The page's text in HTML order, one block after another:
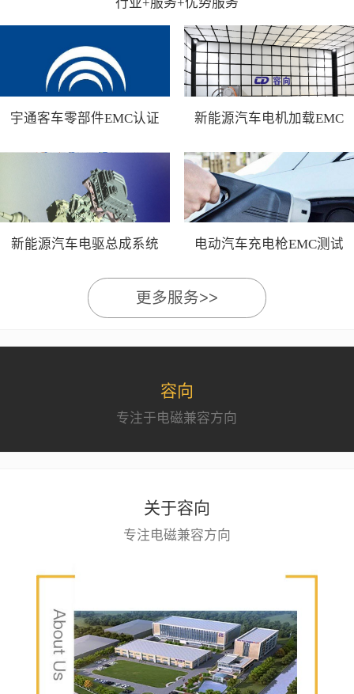
宇通客车零部件EMC认证
新能源汽车电机加载EMC
新能源汽车电驱总成系统
电动汽车充电枪EMC测试
更多服务>>
容向
专注于电磁兼容方向
关于容向
专注电磁兼容方向